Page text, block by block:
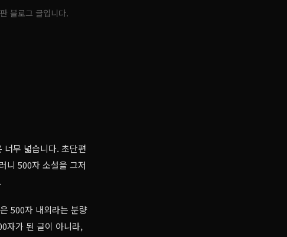
블로그 글입니다.
너무 넓습니다. 초단편
니 500자 소설을 그저
500자 내외라는 분량
자가 된 글이 아니라,